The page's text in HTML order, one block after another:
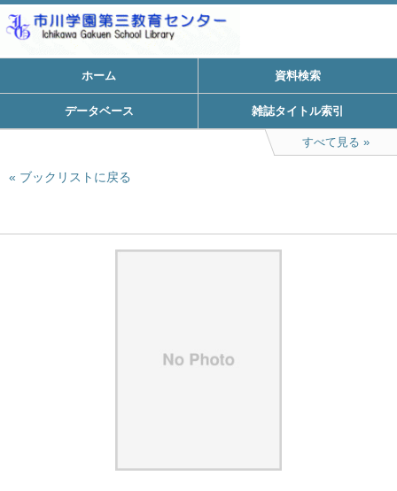
ホーム 資料検索
データベース 雑誌タイトル索引
すべて見る
ブックリストに戻る